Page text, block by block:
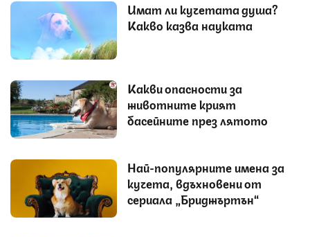
Имат ли кучетата душа?
Какво казва науката
Какви опасности за
животните крият
басейните през лятото
Най-популярните имена за
кучета, вдъхновени от
сериала „Бриджъртън“